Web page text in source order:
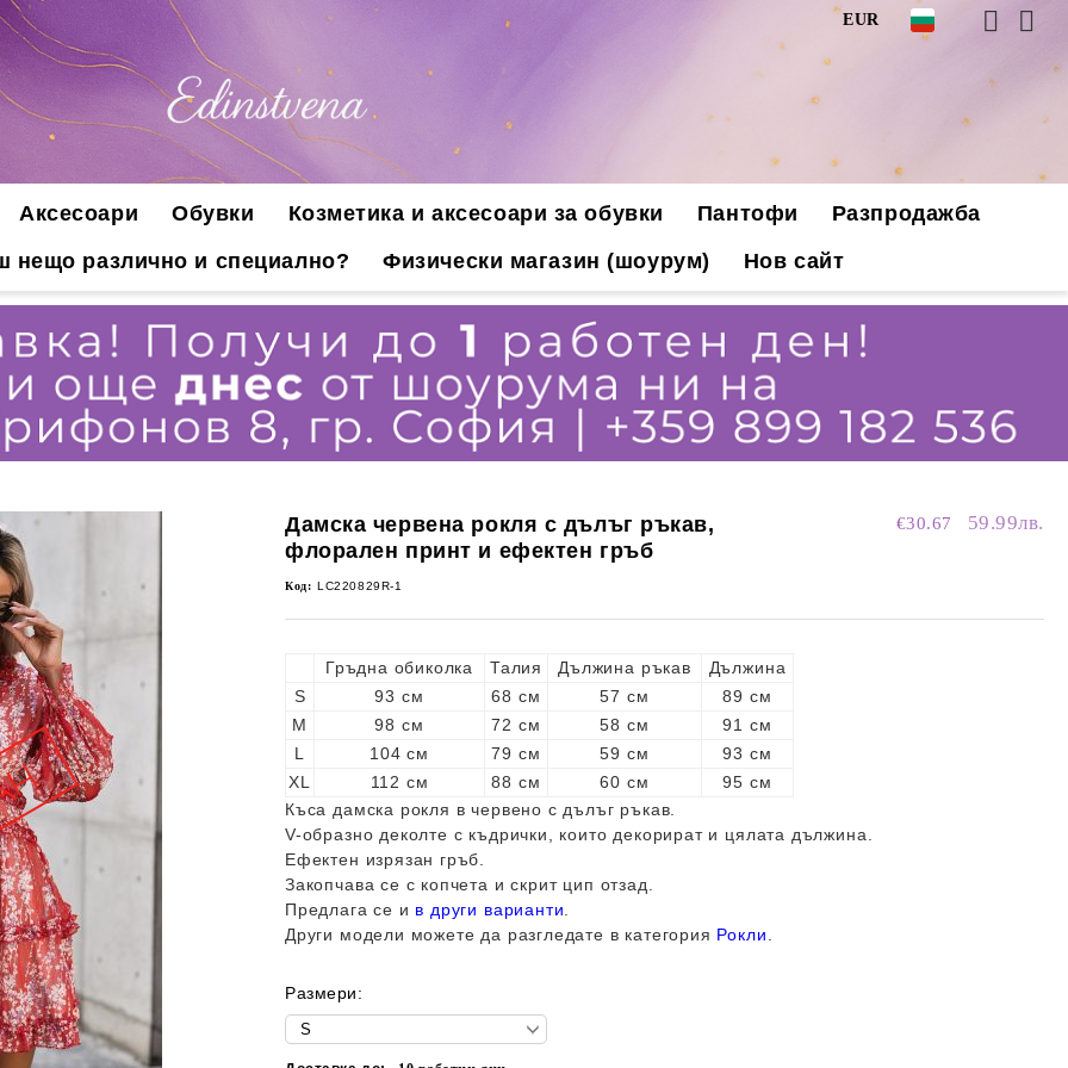
EUR
Аксесоари Обувки Козметика и аксесоари за обувки Пантофи
Разпродажба
нещо различно и специално?
Физически магазин (шоурум) Нов сайт
Дамска червена рокля с дълъг ръкав,
флорален принт и ефектен гръб
€30.67 59.99лв.
Код: LC220829R-1
Гръдна обиколка Талия Дължина ръкав
Дължина
S
93 см 68 см 57 см
89 см
M
98 см 72 см 58 см
91 см
L
104 см 79 см 59 см
93 см
XL
112 см 88 см 60 см
95 см
Къса дамска рокля в червено с дълъг ръкав.
V-образно деколте с къдрички, които декорират и цялата дължина.
Ефектен изрязан гръб.
Закопчава се с копчета и скрит цип отзад.
Предлага се и в други варианти
Други модели можете да разгледате в категория Рокли
Размери: